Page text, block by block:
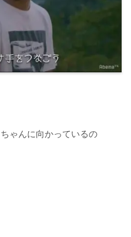
ちゃんに向かっているの